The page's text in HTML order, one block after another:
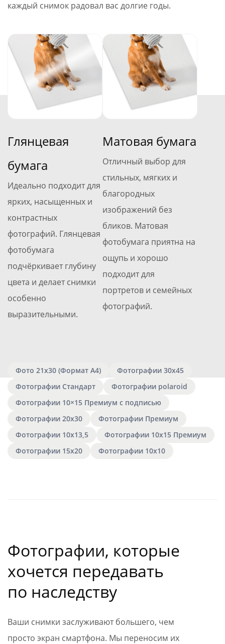
каждый снимок радовал вас долгие годы.
Глянцевая
бумага
Идеально подходит для
ярких, насыщенных и
контрастных
фотографий. Глянцевая
фотобумага
подчёркивает глубину
цвета и делает снимки
особенно
выразительными.
Матовая бумага
Отличный выбор для
стильных, мягких и
благородных
изображений без
бликов. Матовая
фотобумага приятна на
ощупь и хорошо
подходит для
портретов и семейных
фотографий.
Фото 21х30 (Формат А4)
Фотографии 30х45
Фотографии Стандарт
Фотографии polaroid
Фотографии 10×15 Премиум с подписью
Фотографии 20х30
Фотографии Премиум
Фотографии 10х13,5
Фотографии 10х15 Премиум
Фотографии 15х20
Фотографии 10х10
Фотографии, которые
хочется передавать
по наследству
Ваши снимки заслуживают большего, чем
просто экран смартфона. Мы переносим их